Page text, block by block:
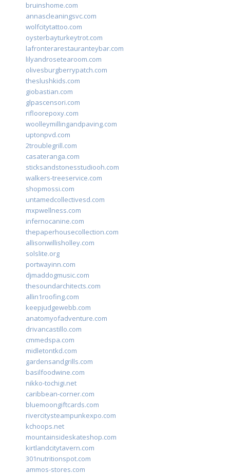
bruinshome.com
annascleaningsvc.com
wolfcitytattoo.com
oysterbayturkeytrot.com
lafronterarestauranteybar.com
lilyandrosetearoom.com
olivesburgberrypatch.com
theslushkids.com
giobastian.com
glpascensori.com
rifloorepoxy.com
woolleymillingandpaving.com
uptonpvd.com
2troublegrill.com
casateranga.com
sticksandstonesstudiooh.com
walkers-treeservice.com
shopmossi.com
untamedcollectivesd.com
mxpwellness.com
infernocanine.com
thepaperhousecollection.com
allisonwillisholley.com
solslite.org
portwayinn.com
djmaddogmusic.com
thesoundarchitects.com
allin1roofing.com
keepjudgewebb.com
anatomyofadventure.com
drivancastillo.com
cmmedspa.com
midletontkd.com
gardensandgrills.com
basilfoodwine.com
nikko-tochigi.net
caribbean-corner.com
bluemoongiftcards.com
rivercitysteampunkexpo.com
kchoops.net
mountainsideskateshop.com
kirtlandcitytavern.com
301nutritionspot.com
ammos-stores.com